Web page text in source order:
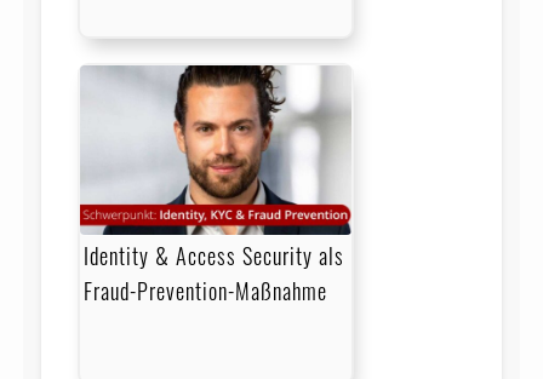
Identity & Access Security als
Fraud-Prevention-Maßnahme